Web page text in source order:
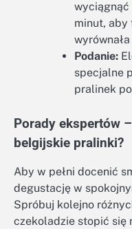
wyciągnąć
minut, aby
Podanie:
specjalne
pralinek
Porady ekspertów
belgijskie pralinki?
Aby w pełni docenić
degustację w
Spróbuj kolejno
czekoladzie stopić się